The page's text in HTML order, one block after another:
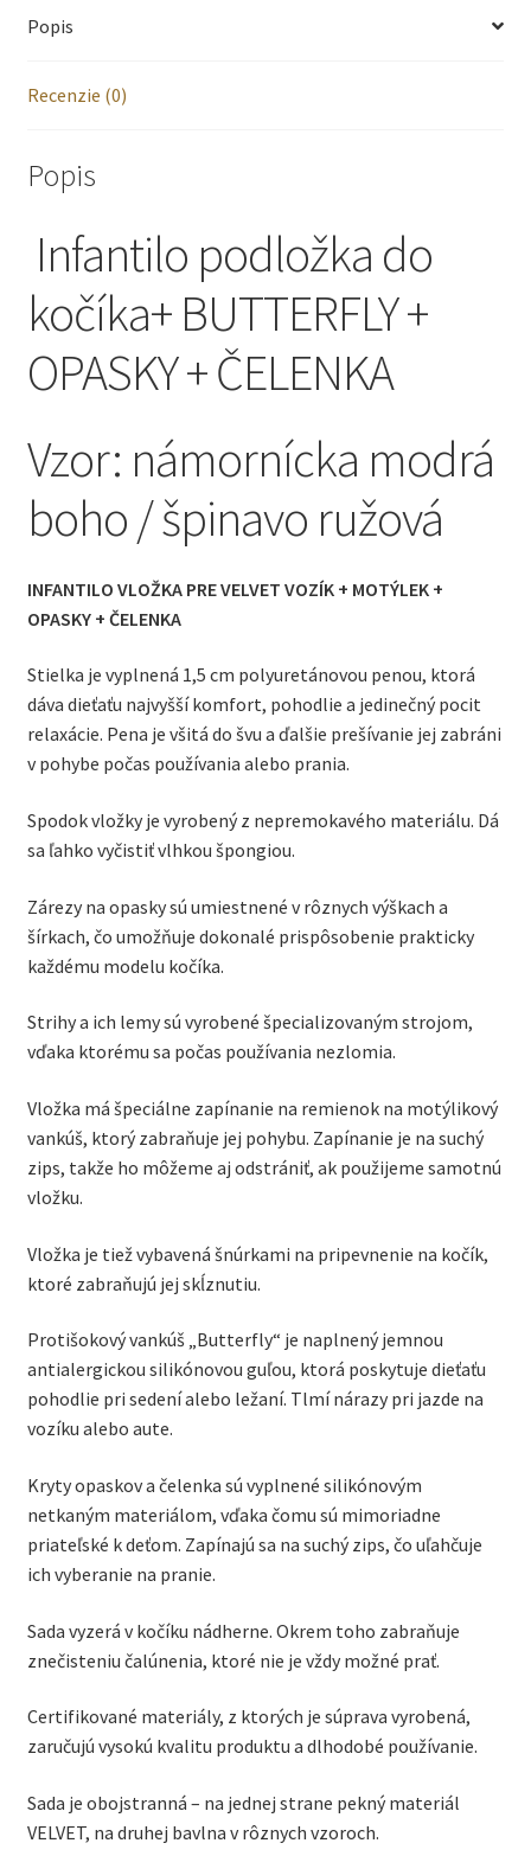
Popis
Recenzie (0)
Popis
Infantilo podložka do
kočíka+ BUTTERFLY +
OPASKY + ČELENKA
Vzor: námornícka modrá
boho / špinavo ružová
INFANTILO VLOŽKA PRE VELVET VOZÍK + MOTÝLEK +
OPASKY + ČELENKA
Stielka je vyplnená 1,5 cm polyuretánovou penou, ktorá
dáva dieťaťu najvyšší komfort, pohodlie a jedinečný pocit
relaxácie. Pena je všitá do švu a ďalšie prešívanie jej zabráni
v pohybe počas používania alebo prania.
Spodok vložky je vyrobený z nepremokavého materiálu. Dá
sa ľahko vyčistiť vlhkou špongiou.
Zárezy na opasky sú umiestnené v rôznych výškach a
šírkach, čo umožňuje dokonalé prispôsobenie prakticky
každému modelu kočíka.
Strihy a ich lemy sú vyrobené špecializovaným strojom,
vďaka ktorému sa počas používania nezlomia.
Vložka má špeciálne zapínanie na remienok na motýlikový
vankúš, ktorý zabraňuje jej pohybu. Zapínanie je na suchý
zips, takže ho môžeme aj odstrániť, ak použijeme samotnú
vložku.
Vložka je tiež vybavená šnúrkami na pripevnenie na kočík,
ktoré zabraňujú jej skĺznutiu.
Protišokový vankúš „Butterfly“ je naplnený jemnou
antialergickou silikónovou guľou, ktorá poskytuje dieťaťu
pohodlie pri sedení alebo ležaní. Tlmí nárazy pri jazde na
vozíku alebo aute.
Kryty opaskov a čelenka sú vyplnené silikónovým
netkaným materiálom, vďaka čomu sú mimoriadne
priateľské k deťom. Zapínajú sa na suchý zips, čo uľahčuje
ich vyberanie na pranie.
Sada vyzerá v kočíku nádherne. Okrem toho zabraňuje
znečisteniu čalúnenia, ktoré nie je vždy možné prať.
Certifikované materiály, z ktorých je súprava vyrobená,
zaručujú vysokú kvalitu produktu a dlhodobé používanie.
Sada je obojstranná – na jednej strane pekný materiál
VELVET, na druhej bavlna v rôznych vzoroch.